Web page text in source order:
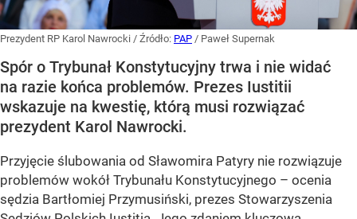
Prezydent RP Karol Nawrocki / Źródło: PAP / Paweł Supernak
Spór o Trybunał Konstytucyjny trwa i nie widać
na razie końca problemów. Prezes Iustitii
wskazuje na kwestię, którą musi rozwiązać
prezydent Karol Nawrocki.
Przyjęcie ślubowania od Sławomira Patyry nie rozwiązuje
problemów wokół Trybunału Konstytucyjnego – ocenia
sędzia Bartłomiej Przymusiński, prezes Stowarzyszenia